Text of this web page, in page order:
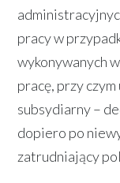
pracy w
wykonywanych
pracę, przy
subsydiarny –
dopiero po
zatrudniający